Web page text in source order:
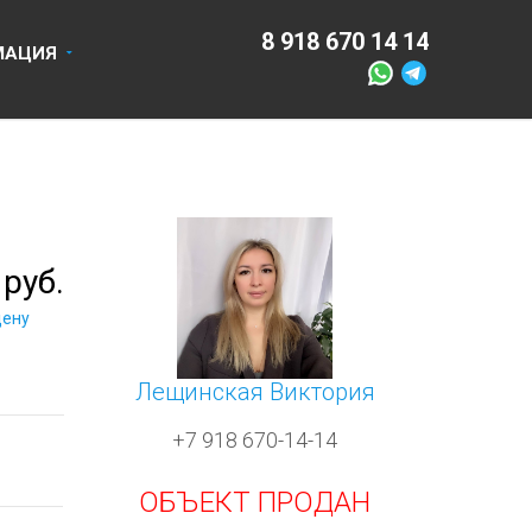
80 14 8 918 670 14 14
Лещинская Виктория
+7 918 670-14-14
ОБЪЕКТ ПРОДАН